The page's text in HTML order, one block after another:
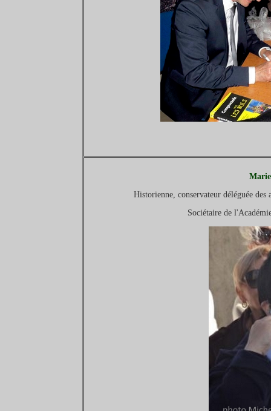
Historienne, conservateur déléguée
Sociétaire de